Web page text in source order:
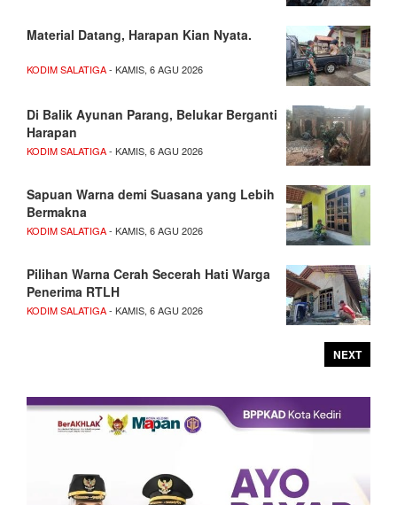
Material Datang, Harapan Kian Nyata.
KODIM SALATIGA- KAMIS, 6 AGU 2026
Di Balik Ayunan Parang, Belukar Berganti
Harapan
KODIM SALATIGA- KAMIS, 6 AGU 2026
Sapuan Warna demi Suasana yang Lebih
Bermakna
KODIM SALATIGA- KAMIS, 6 AGU 2026
Pilihan Warna Cerah Secerah Hati Warga
Penerima RTLH
KODIM SALATIGA- KAMIS, 6 AGU 2026
NEXT